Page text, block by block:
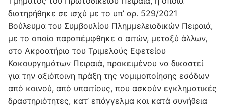
διατηρήθηκε σε ισχύ με το υπ’ αρ. 529/2021
Βούλευμα του Συμβουλίου Πλημμελειοδικών Πειραιά,
με το οποίο παραπέμφθηκε ο αιτών, μεταξύ άλλων,
στο Ακροατήριο του Τριμελούς Εφετείου
Κακουργημάτων Πειραιά, προκειμένου να δικαστεί
για την αξιόποινη πράξη της νομιμοποίησης εσόδων
από κοινού, από υπαιτίους, που ασκούν εγκληματικές
δραστηριότητες, κατ’ επάγγελμα και κατά συνήθεια